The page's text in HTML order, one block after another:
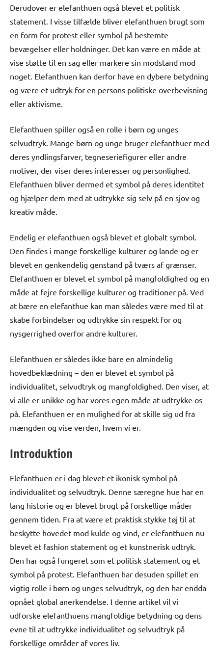
Derudover er elefanthuen også blevet et politisk
statement. I visse tilfælde bliver elefanthuen brugt som
en form for protest eller symbol på bestemte
bevægelser eller holdninger. Det kan være en måde at
vise støtte til en sag eller markere sin modstand mod
noget. Elefanthuen kan derfor have en dybere betydning
og være et udtryk for en persons politiske overbevisning
eller aktivisme.
Elefanthuen spiller også en rolle i børn og unges
selvudtryk. Mange børn og unge bruger elefanthuer med
deres yndlingsfarver, tegneseriefigurer eller andre
motiver, der viser deres interesser og personlighed.
Elefanthuen bliver dermed et symbol på deres identitet
og hjælper dem med at udtrykke sig selv på en sjov og
kreativ måde.
Endelig er elefanthuen også blevet et globalt symbol.
Den findes i mange forskellige kulturer og lande og er
blevet en genkendelig genstand på tværs af grænser.
Elefanthuen er blevet et symbol på mangfoldighed og en
måde at fejre forskellige kulturer og traditioner på. Ved
at bære en elefanthue kan man således være med til at
skabe forbindelser og udtrykke sin respekt for og
nysgerrighed overfor andre kulturer.
Elefanthuen er således ikke bare en almindelig
hovedbeklædning – den er blevet et symbol på
individualitet, selvudtryk og mangfoldighed. Den viser, at
vi alle er unikke og har vores egen måde at udtrykke os
på. Elefanthuen er en mulighed for at skille sig ud fra
mængden og vise verden, hvem vi er.
Introduktion
Elefanthuen er i dag blevet et ikonisk symbol på
individualitet og selvudtryk. Denne særegne hue har en
lang historie og er blevet brugt på forskellige måder
gennem tiden. Fra at være et praktisk stykke tøj til at
beskytte hovedet mod kulde og vind, er elefanthuen nu
blevet et fashion statement og et kunstnerisk udtryk.
Den har også fungeret som et politisk statement og et
symbol på protest. Elefanthuen har desuden spillet en
vigtig rolle i børn og unges selvudtryk, og den har endda
opnået global anerkendelse. I denne artikel vil vi
udforske elefanthuens mangfoldige betydning og dens
evne til at udtrykke individualitet og selvudtryk på
forskellige områder af vores liv.